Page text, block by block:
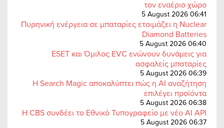
τον εναέριο χώρο
5 August 2026 06:41
Πυρηνική ενέργεια σε μπαταρίες ετοιμάζει η Nuclear
Diamond Batteries
5 August 2026 06:40
ESET και Όμιλος EVC ενώνουν δυνάμεις για
ασφαλείς μπαταρίες
5 August 2026 06:39
Η Search Magic αποκαλύπτει πώς η AI αναζήτηση
επιλέγει προϊόντα
5 August 2026 06:38
Η CBS συνδέει το Εθνικό Τυπογραφείο με νέο AI API
5 August 2026 06:37